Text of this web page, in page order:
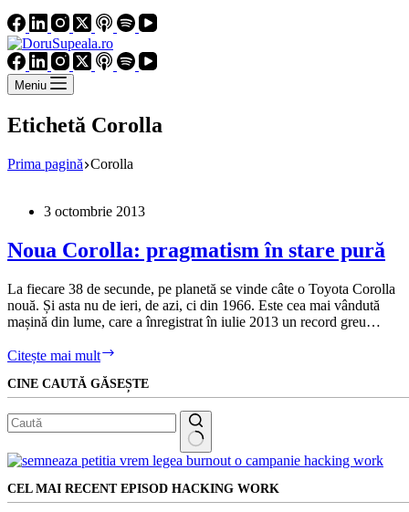
Meniu
Etichetă Corolla
Prima pagină Corolla
3 octombrie 2013
Noua Corolla: pragmatism în stare pură
La fiecare 38 de secunde, pe planetă se vinde câte o Toyota Corolla
nouă. Și asta nu de ieri, de azi, ci din 1966. Este cea mai vândută
mașină din lume, care a înregistrat în iulie 2013 un record greu…
Citește mai mult
pragmatism
în
stare
pură
CINE CAUTĂ GĂSEȘTE
Niciun
CEL MAI RECENT EPISOD HACKING WORK